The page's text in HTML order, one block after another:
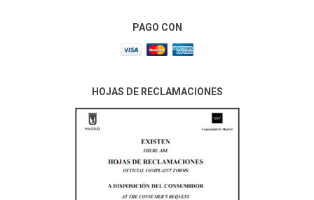
PAGO CON
HOJAS DE RECLAMACIONES